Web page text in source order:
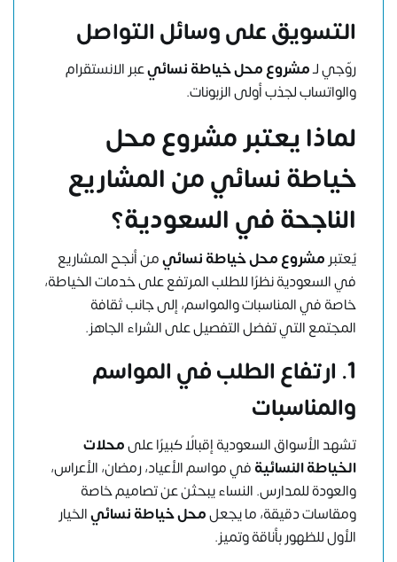
التسويق على وسائل التواصل
روّجي لـمشروع محل خياطة نسائيعبر الانستقرام
والواتساب لجذب أولى الزبونات.
لماذا يعتبر مشروع محل
خياطة نسائي من المشاريع
الناجحة في السعودية؟
يُعتبر مشروع محل خياطة نسائيمن أنجح المشاريع
في السعودية نظرًا للطلب المرتفع على خدمات الخياطة،
خاصة في المناسبات والمواسم، إلى جانب ثقافة
المجتمع التي تفضل التفصيل على الشراء الجاهز.
1. ارتفاع الطلب في المواسم
والمناسبات
تشهد الأسواق السعودية إقبالًا كبيرًا علىمحلات
الخياطة النسائيةفي مواسم الأعياد، رمضان، الأعراس،
والعودة للمدارس. النساء يبحثن عن تصاميم خاصة
ومقاسات دقيقة، ما يجعلمحل خياطة نسائيالخيار
الأول للظهور بأناقة وتميز.